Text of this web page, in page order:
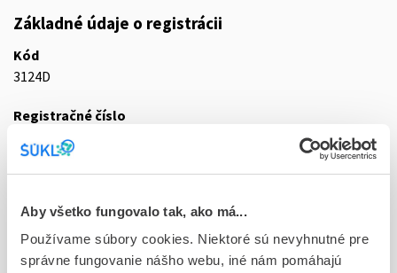
Aby všetko fungovalo tak, ako má...
Používame súbory cookies. Niektoré sú nevyhnutné pre
správne fungovanie nášho webu, iné nám pomáhajú
Základné údaje o registrácii
Kód
3124D
Registračné číslo
83/0392/19-S
Doplnok
Stav
D - Registrácia bez obmedzenia platnosti